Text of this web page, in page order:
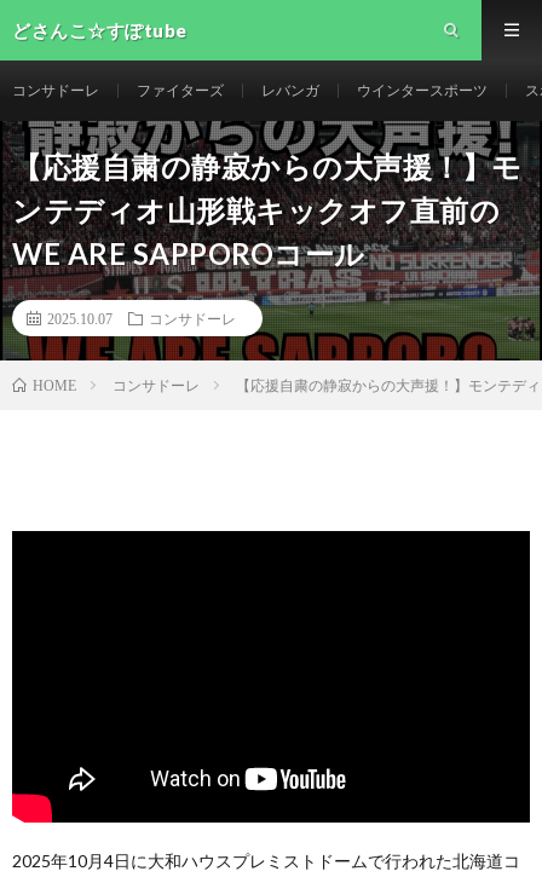
どさんこ☆すぽtube
コンサドーレ ファイターズ レバンガ ウインタースポーツ
【応援自粛の静寂からの大声援！】モ
ンテディオ山形戦キックオフ直前の
WE ARE SAPPOROコール
2025.10.07 コンサドーレ
HOME コンサドーレ 【応援自粛の静寂からの大声援！】モンテデ
2025年10月4日に大和ハウスプレミストドームで行われた北海道コ